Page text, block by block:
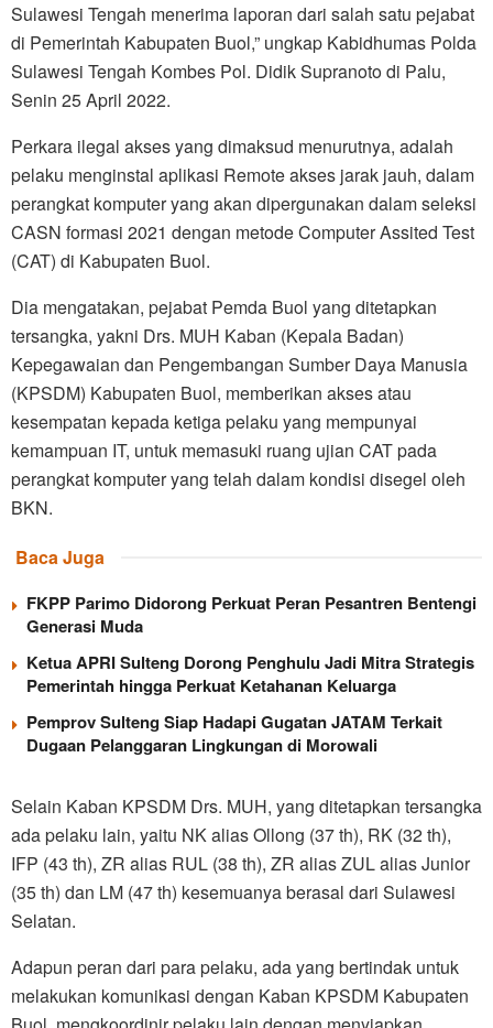
Sulawesi Tengah menerima laporan dari salah satu pejabat
di Pemerintah Kabupaten Buol,” ungkap Kabidhumas Polda
Sulawesi Tengah Kombes Pol. Didik Supranoto di Palu,
Senin 25 April 2022.
Perkara ilegal akses yang dimaksud menurutnya, adalah
pelaku menginstal aplikasi Remote akses jarak jauh, dalam
perangkat komputer yang akan dipergunakan dalam seleksi
CASN formasi 2021 dengan metode Computer Assited Test
(CAT) di Kabupaten Buol.
Dia mengatakan, pejabat Pemda Buol yang ditetapkan
tersangka, yakni Drs. MUH Kaban (Kepala Badan)
Kepegawaian dan Pengembangan Sumber Daya Manusia
(KPSDM) Kabupaten Buol, memberikan akses atau
kesempatan kepada ketiga pelaku yang mempunyai
kemampuan IT, untuk memasuki ruang ujian CAT pada
perangkat komputer yang telah dalam kondisi disegel oleh
BKN.
Baca Juga
FKPP Parimo Didorong Perkuat Peran Pesantren Bentengi
Generasi Muda
Ketua APRI Sulteng Dorong Penghulu Jadi Mitra Strategis
Pemerintah hingga Perkuat Ketahanan Keluarga
Pemprov Sulteng Siap Hadapi Gugatan JATAM Terkait
Dugaan Pelanggaran Lingkungan di Morowali
Selain Kaban KPSDM Drs. MUH, yang ditetapkan tersangka
ada pelaku lain, yaitu NK alias Ollong (37 th), RK (32 th),
IFP (43 th), ZR alias RUL (38 th), ZR alias ZUL alias Junior
(35 th) dan LM (47 th) kesemuanya berasal dari Sulawesi
Selatan.
Adapun peran dari para pelaku, ada yang bertindak untuk
melakukan komunikasi dengan Kaban KPSDM Kabupaten